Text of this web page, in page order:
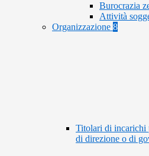
Burocrazia
Attività
Organizzazione 8
Titolari di incarichi
di direzione o di